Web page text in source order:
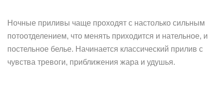
Ночные приливы чаще проходят с настолько сильным
потоотделением, что менять приходится и нательное, и
постельное белье. Начинается классический прилив с
чувства тревоги, приближения жара и удушья.